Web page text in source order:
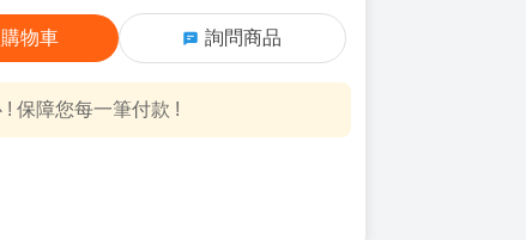
物車 詢問商品
保障您每一筆付款 !